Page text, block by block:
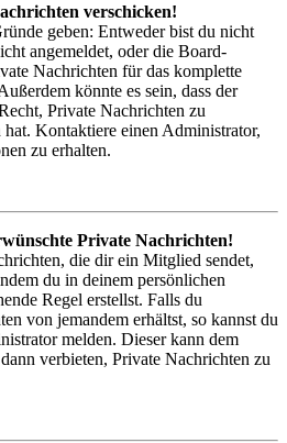
verschicken!
geben: Entweder bist du nicht
angemeldet, oder die Board-
Nachrichten für das komplette
könnte es sein, dass der
Private Nachrichten zu
hat. Kontaktiere einen Administrator,
zu erhalten.
Private Nachrichten!
die dir ein Mitglied sendet,
du in deinem persönlichen
Regel erstellst. Falls du
von jemandem erhältst, so kannst du
melden. Dieser kann dem
verbieten, Private Nachrichten zu